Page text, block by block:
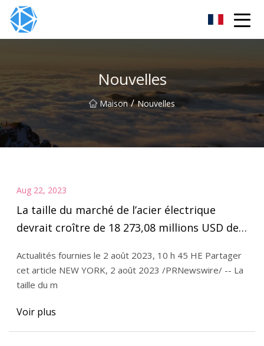
Nouvelles
Maison / Nouvelles
Aug 22, 2023
La taille du marché de l’acier électrique
devrait croître de 18 273,08 millions USD de
Actualités fournies le 2 août 2023, 10 h 45 HE Partager
cet article NEW YORK, 2 août 2023 /PRNewswire/ -- La
taille du m
Voir plus